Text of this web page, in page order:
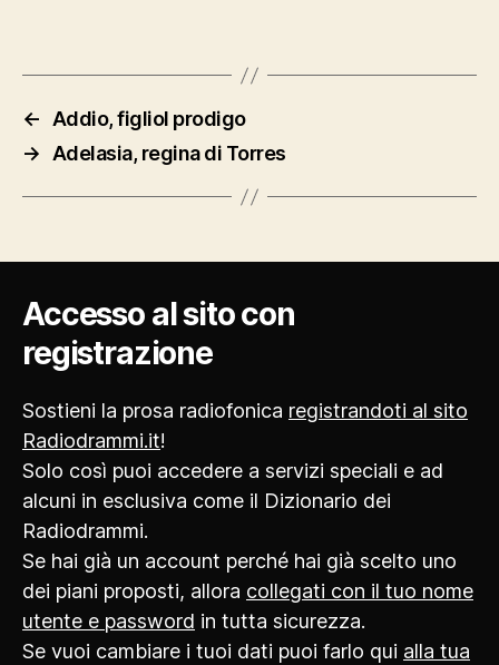
← Addio, figliol prodigo
→ Adelasia, regina di Torres
Accesso al sito con
registrazione
Sostieni la prosa radiofonica registrandoti al sito
Radiodrammi.it!
Solo così puoi accedere a servizi speciali e ad
alcuni in esclusiva come il Dizionario dei
Radiodrammi.
Se hai già un account perché hai già scelto uno
dei piani proposti, allora collegati con il tuo nome
utente e password in tutta sicurezza.
Se vuoi cambiare i tuoi dati puoi farlo qui alla tua